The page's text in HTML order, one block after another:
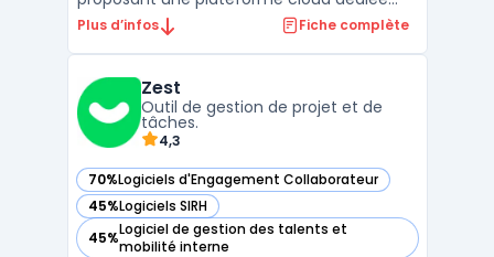
aux PME. Ce logiciel centralise les
humaines. L’interface permet également
d’encadrer la paie, le suivi du temps ...
Plus d’infos Fiche complète
Zest
Outil de gestion de projet et de
tâches.
4,3
70%Logiciels d'Engagement Collaborateur
— voir Zest dans cette catégorie
45%Logiciels SIRH
— voir Zest dans cette catégorie
45%Logiciel de gestion des talents et
mobilité interne
— voir Zest dans cette catégorie